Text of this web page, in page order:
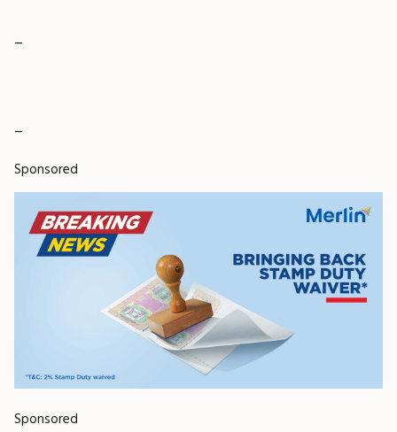
_
_
Sponsored
Sponsored